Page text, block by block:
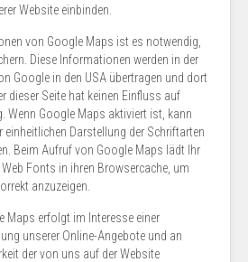
Website einbinden.
von Google Maps ist es notwendig,
Diese Informationen werden in der
Google in den USA übertragen und dort
dieser Seite hat keinen Einfluss auf
Wenn Google Maps aktiviert ist, kann
einheitlichen Darstellung der Schriftarten
Beim Aufruf von Google Maps lädt Ihr
Fonts in ihren Browsercache, um
anzuzeigen.
Maps erfolgt im Interesse einer
unserer Online-Angebote und an
der von uns auf der Website